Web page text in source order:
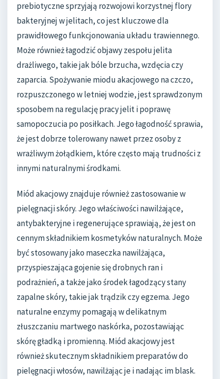
prebiotyczne sprzyjają rozwojowi korzystnej flory
bakteryjnej w jelitach, co jest kluczowe dla
prawidłowego funkcjonowania układu trawiennego.
Może również łagodzić objawy zespołu jelita
drażliwego, takie jak bóle brzucha, wzdęcia czy
zaparcia. Spożywanie miodu akacjowego na czczo,
rozpuszczonego w letniej wodzie, jest sprawdzonym
sposobem na regulację pracy jelit i poprawę
samopoczucia po posiłkach. Jego łagodność sprawia,
że jest dobrze tolerowany nawet przez osoby z
wrażliwym żołądkiem, które często mają trudności z
innymi naturalnymi środkami.
Miód akacjowy znajduje również zastosowanie w
pielęgnacji skóry. Jego właściwości nawilżające,
antybakteryjne i regenerujące sprawiają, że jest on
cennym składnikiem kosmetyków naturalnych. Może
być stosowany jako maseczka nawilżająca,
przyspieszająca gojenie się drobnych ran i
podrażnień, a także jako środek łagodzący stany
zapalne skóry, takie jak trądzik czy egzema. Jego
naturalne enzymy pomagają w delikatnym
złuszczaniu martwego naskórka, pozostawiając
skórę gładką i promienną. Miód akacjowy jest
również skutecznym składnikiem preparatów do
pielęgnacji włosów, nawilżając je i nadając im blask.